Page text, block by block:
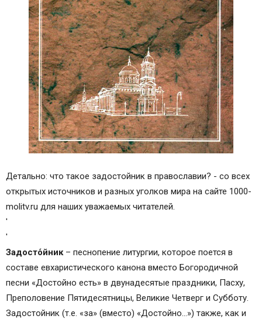
Детально: что такое задостойник в православии? - со всех
открытых источников и разных уголков мира на сайте 1000-
molitv.ru для наших уважаемых читателей.
'
'
Задосто́йник– песнопение литургии, которое поется в
составе евхаристического канона вместо Богородичной
песни «Достойно есть» в двунадесятые праздники, Пасху,
Преполовение Пятидесятницы, Великие Четверг и Субботу.
Задостойник (т.е. «за» (вместо) «Достойно…») также, как и